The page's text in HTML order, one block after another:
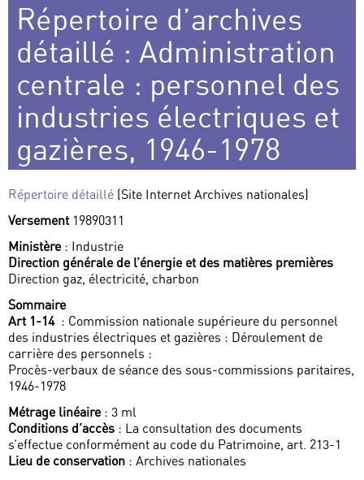
Répertoire d’archives
détaillé : Administration
centrale : personnel des
industries électriques et
gazières, 1946-1978
Répertoire détaillé (Site Internet Archives nationales)
Versement 19890311
Ministère: Industrie
Direction générale de l’énergie et des matières premières
Direction gaz, électricité, charbon
Sommaire
Art 1-14 : Commission nationale supérieure du personnel
des industries électriques et gazières : Déroulement de
carrière des personnels :
Procès-verbaux de séance des sous-commissions paritaires,
1946-1978
Métrage linéaire: 3 ml
Conditions d’accès : La consultation des documents
s’effectue conformément au code du Patrimoine, art. 213-1
Lieu de conservation : Archives nationales